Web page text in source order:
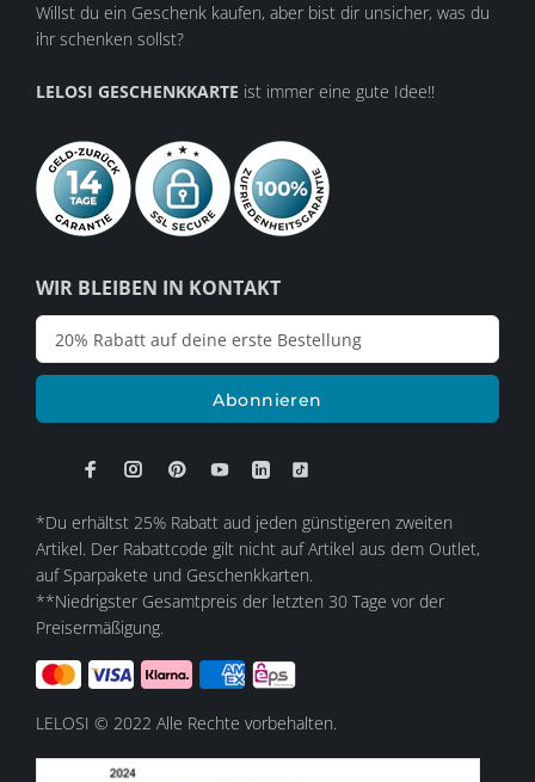
WIR BLEIBEN IN KONTAKT
Abonnieren
Willst du ein Geschenk kaufen, aber bist dir unsicher, was du
ihr schenken sollst?
LELOSI GESCHENKKARTE ist immer eine gute Idee!!
*Du erhältst 25% Rabatt aud jeden günstigeren zweiten
Artikel. Der Rabattcode gilt nicht auf Artikel aus dem Outlet,
auf Sparpakete und Geschenkkarten.
**Niedrigster Gesamtpreis der letzten 30 Tage vor der
Preisermäßigung.
LELOSI © 2022 Alle Rechte vorbehalten.